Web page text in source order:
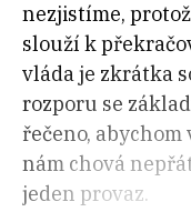
nezjistíme,
slouží k
vláda je zkrátka
rozporu se
řečeno,
nám chová
jeden provaz.